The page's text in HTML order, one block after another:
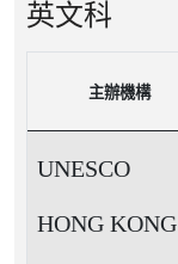
英文科
主辦機構
UNESCO
HONG KONG